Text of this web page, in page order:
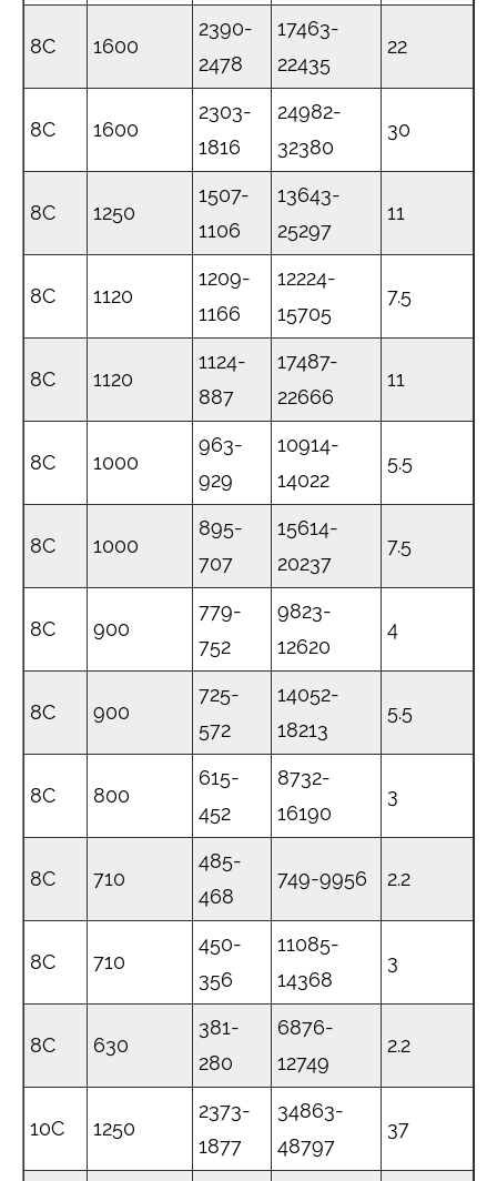
8C 1600
2390-
2478
17463-
22435
22
8C 1600
2303-
1816
24982-
32380
30
8C 1250
1507-
1106
13643-
25297
11
8C 1120
1209-
1166
12224-
15705
7.5
8C 1120
1124-
887
17487-
22666
11
8C 1000
963-
929
10914-
14022
5.5
8C 1000
895-
707
15614-
20237
7.5
8C 900
779-
752
9823-
12620
4
8C 900
725-
572
14052-
18213
5.5
8C 800
615-
452
8732-
16190
3
8C 710
485-
468
749-9956 2.2
8C 710
450-
356
11085-
14368
3
8C 630
381-
280
6876-
12749
2.2
10C 1250
2373-
1877
34863-
48797
37